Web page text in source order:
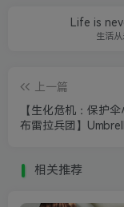
Life is
生活
上一篇
【生化危机：保护
布雷拉兵团】
相关推荐